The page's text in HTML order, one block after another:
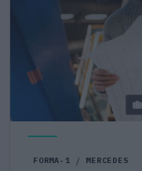
FORMA-1 / MERCEDES